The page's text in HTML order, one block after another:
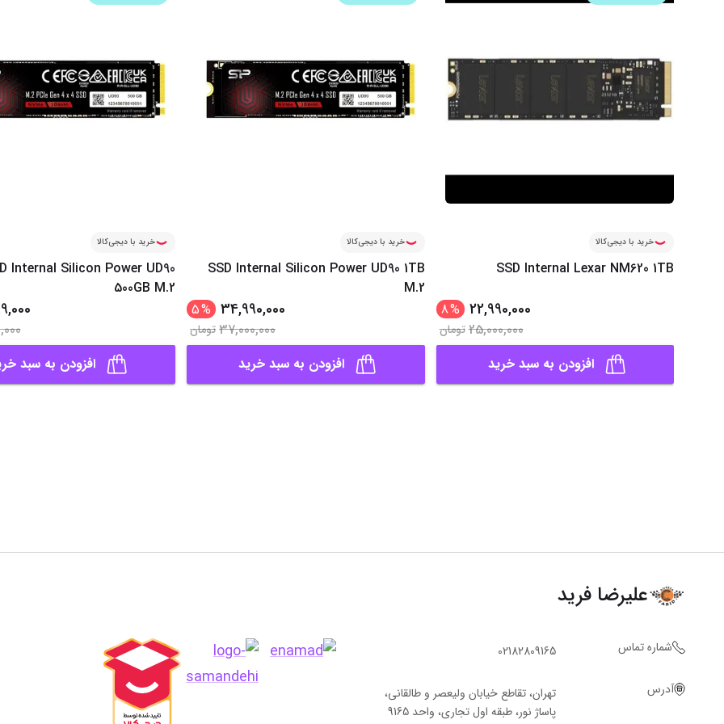
خرید با دیجی‌کالا
SSD Internal Lexar NM620 1TB
22,990,000
%
8
25,000,000تومان
افزودن به سبد خرید
خرید با دیجی‌کالا
SSD Internal Silicon Power UD90 1TB
M.2
34,990,000
%
5
37,000,000تومان
افزودن به سبد خرید
خرید با دیجی‌کالا
Internal Silicon Power UD90
500GB M.2
افزودن به سبد
علیرضا فرید
شماره تماس 02182809165
آدرس
تهران، تقاطع خیابان ولیعصر و طالقانی،
پاساژ نور، طبقه اول تجاری، واحد 9165